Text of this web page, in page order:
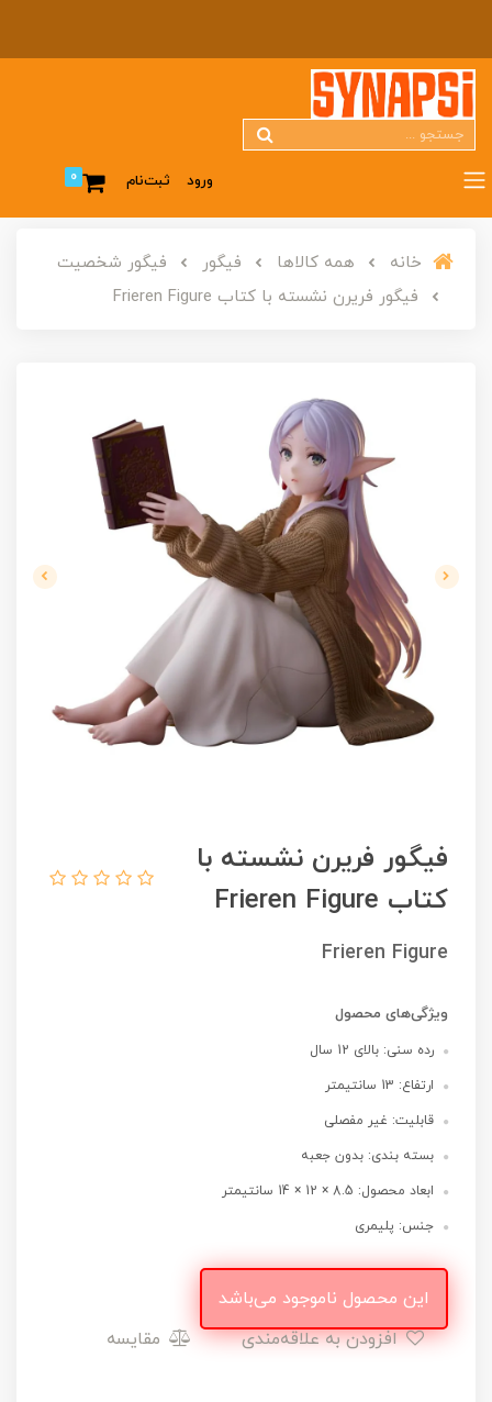
ورود ثبت‌نام 0
خانه همه کالاها فیگور
فیگور شخصیت
فیگور فریرن نشسته با کتاب Frieren Figure
فیگور فریرن نشسته با
کتاب Frieren Figure
Frieren Figure
ویژگی‌های محصول
رده سنی: بالای 12 سال
ارتفاع: 13 سانتیمتر
قابلیت: غیر مفصلی
بسته بندی: بدون جعبه
ابعاد محصول: 8.5 × 12 × 14 سانتیمتر
جنس: پلیمری
این محصول ناموجود می‌باشد
افزودن به علاقه‌مندی
مقایسه